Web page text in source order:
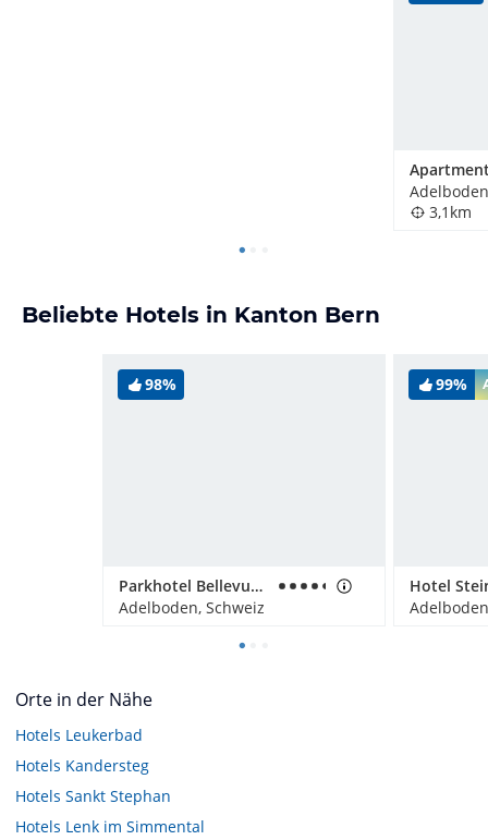
3,1km
Beliebte Hotels in Kanton Bern
98%
Parkhotel Bellevue & Spa
Adelboden, Schweiz
99%
Hotel
Orte in der Nähe
Hotels Leukerbad
Hotels Kandersteg
Hotels Sankt Stephan
Hotels Lenk im Simmental